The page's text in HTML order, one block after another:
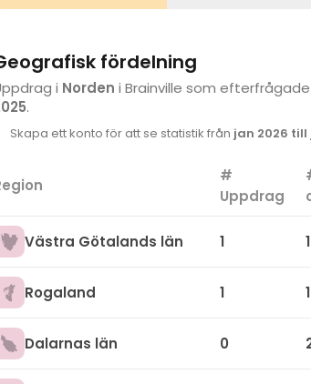
fördelning
i Norden i Brainville som
.
Skapa ett konto för att se statistik från jan 2026 till
#
Uppdrag
Västra Götalands län 1 1
Rogaland 1 1
Dalarnas län 0